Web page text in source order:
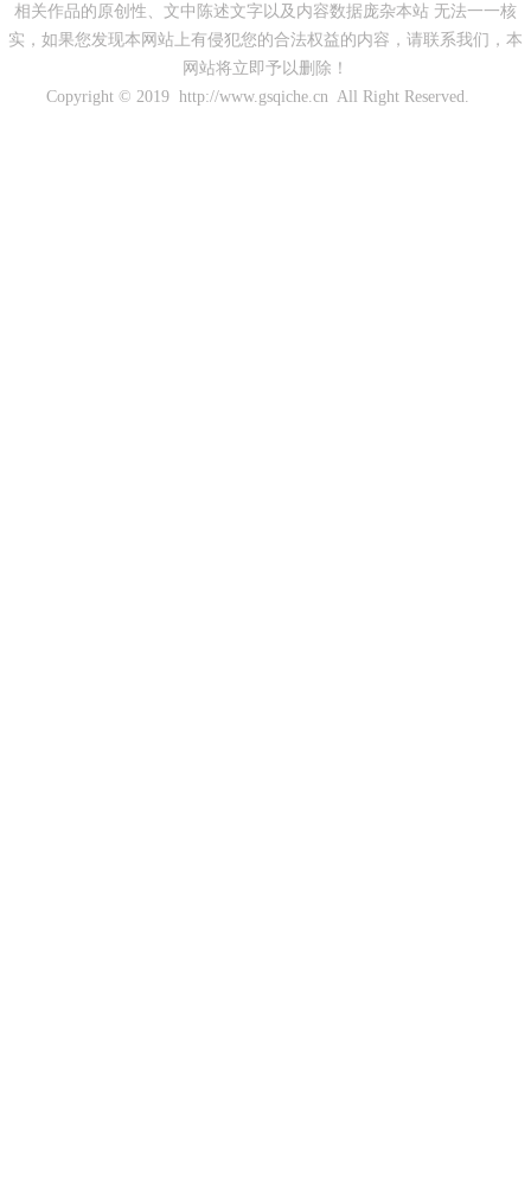
相关作品的原创性、文中陈述文字以及内容数据庞杂本站 无法一一核
实，如果您发现本网站上有侵犯您的合法权益的内容，请联系我们，本
网站将立即予以删除！
Copyright © 2019 http://www.gsqiche.cn All Right Reserved.